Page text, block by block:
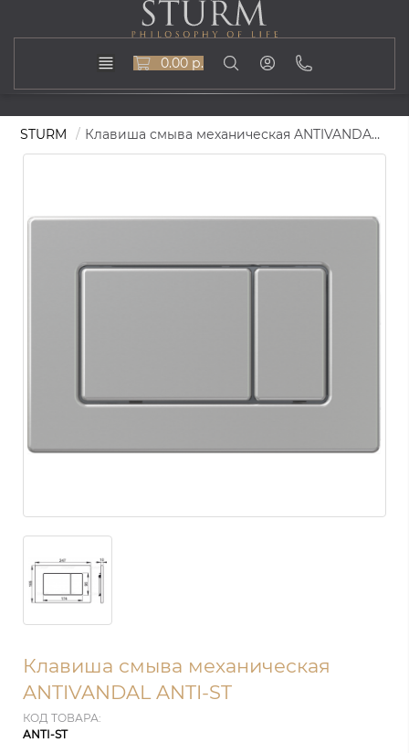
0.00 р.
STURM Клавиша смыва механическая ANTIVANDAL ANTI-ST
Клавиша смыва механическая
ANTIVANDAL ANTI-ST
КОД ТОВАРА:
ANTI-ST